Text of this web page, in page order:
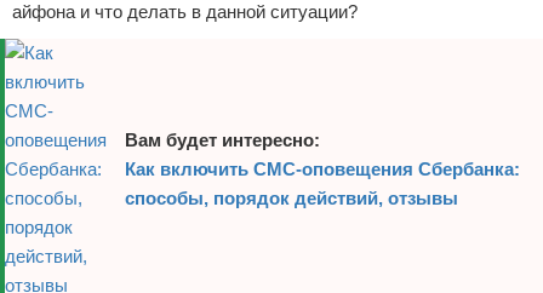
айфона и что делать в данной ситуации?
Вам будет интересно:
Как включить СМС-оповещения Сбербанка:
способы, порядок действий, отзывы